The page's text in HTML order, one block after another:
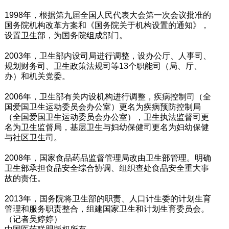
1998年，根据第九届全国人民代表大会第一次会议批准的
国务院机构改革方案和《国务院关于机构设置的通知》，
设置卫生部，为国务院组成部门。
2003年，卫生部内设司局进行调整，设办公厅、人事司、
规划财务司、卫生政策法规司等13个职能司（局、厅、
办）和机关党委。
2006年，卫生部有关内设机构进行调整，疾病控制司（全
国爱国卫生运动委员会办公室）更名为疾病预防控制局
（全国爱国卫生运动委员会办公室），卫生执法监督司更
名为卫生监督局，基层卫生与妇幼保健司更名为妇幼保健
与社区卫生司。
2008年，国家食品药品监督管理局改由卫生部管理。明确
卫生部承担食品安全综合协调、组织查处食品安全重大事
故的责任。
2013年，国务院将卫生部的职责、人口计生委的计划生育
管理和服务职责整合，组建国家卫生和计划生育委员会。
（记者吴婷婷）